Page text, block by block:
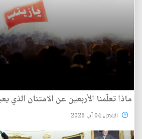
ماذا تعلّمنا الأربعين عن الامتنان الذي
الثلاثاء 04 آب 2026